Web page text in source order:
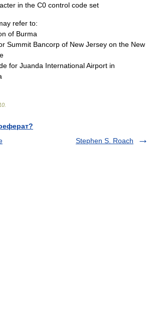
in the C0 control code set
refer to:
of Burma
Summit Bancorp of New Jersey on the New
for Juanda International Airport in
Stephen S. Roach